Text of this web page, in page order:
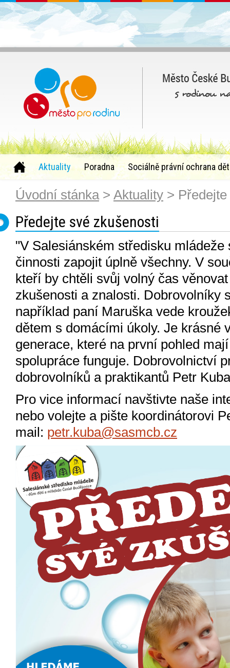
Aktuality Poradna Sociálně právní ochrana
Úvodní stánka> Aktuality >
Předejte své zkušenosti
"V Salesiánském středisku
činnosti zapojit úplně všechny. V
kteří by chtěli svůj volný čas
zkušenosti a znalosti. Dobrovolníky
například paní Maruška vede
dětem s domácími úkoly. Je krásné
generace, které na první pohled
spolupráce funguje. Dobrovolnictví
dobrovolníků a praktikantů Petr Kuba
Pro vice informací navštivte naše
nebo volejte a pište koordinátorovi
mail: petr.kuba@sasmcb.cz